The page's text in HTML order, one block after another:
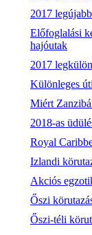
2017
Előfoglalási
hajóutak
2017
Különleges
Miért
2018-as
Royal
Izlandi
Akciós
Őszi
Őszi-téli